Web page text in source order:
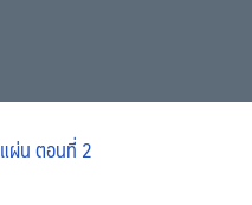
ผ่น ตอนที่ 2